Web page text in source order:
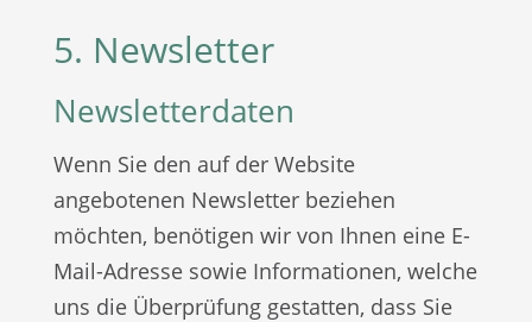
5. Newsletter
Newsletterdaten
Wenn Sie den auf der Website
angebotenen Newsletter beziehen
möchten, benötigen wir von Ihnen eine E-
Mail-Adresse sowie Informationen, welche
uns die Überprüfung gestatten, dass Sie